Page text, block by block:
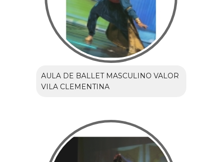
AULA DE BALLET MASCULINO VALOR
VILA CLEMENTINA